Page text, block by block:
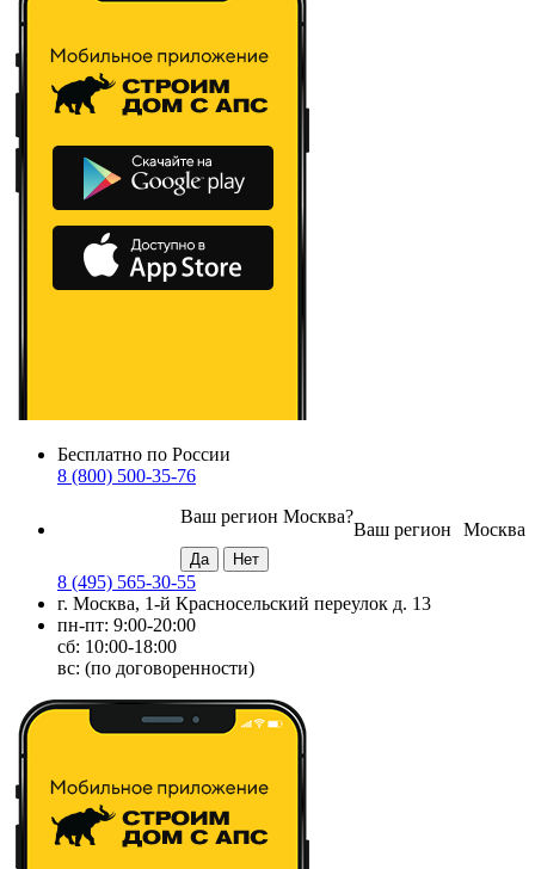
Бесплатно по России
8 (800) 500-35-76
Москва
Ваш регион
Ваш регион Москва?
8 (495) 565-30-55
г. Москва, 1-й Красносельский переулок д. 13
пн-пт: 9:00-20:00
сб: 10:00-18:00
вс: (по договоренности)